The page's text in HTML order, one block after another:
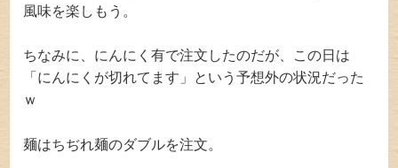
風味を楽しもう。
ちなみに、にんにく有で注文したのだが、この日は
「にんにくが切れてます」という予想外の状況だった
ｗ
麺はちぢれ麺のダブルを注文。